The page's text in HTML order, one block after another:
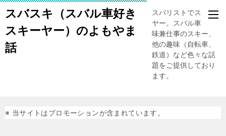
スバスキ（スバル車好き
スキーヤー）のよもやま
話
スバリストでスキー
ヤー。スバル車、趣
味兼仕事のスキー、
他の趣味（自転車、
鉄道）など色々な話
題をご提供しており
ます。
※ 当サイトはプロモーションが含まれています。